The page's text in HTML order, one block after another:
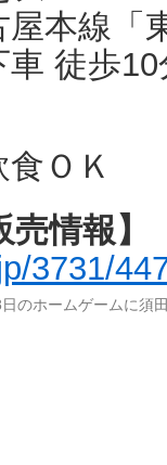
屋本線
車 徒歩
ＯＫ
売情報】
3731/
のホームゲームに須